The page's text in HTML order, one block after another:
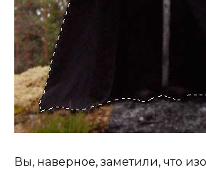
Вы, наверное, заметили, что